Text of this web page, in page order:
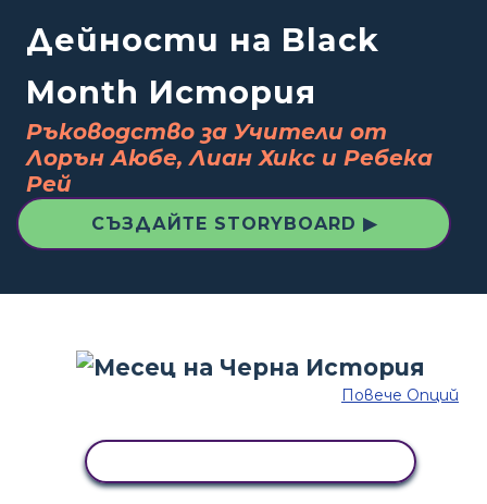
Дейности на Black
Month История
Ръководство за Учители от
Лорън Аюбе, Лиан Хикс и Ребека
Рей
СЪЗДАЙТЕ STORYBOARD ▶
Повече Опций